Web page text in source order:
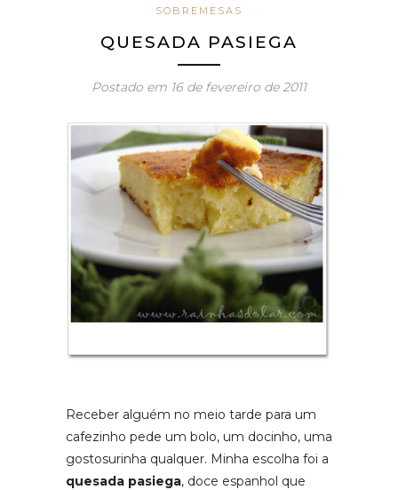
SOBREMESAS
QUESADA PASIEGA
Postado em 16 de fevereiro de 2011
Receber alguém no meio tarde para um
cafezinho pede um bolo, um docinho, uma
gostosurinha qualquer. Minha escolha foi a
quesada pasiega, doce espanhol que